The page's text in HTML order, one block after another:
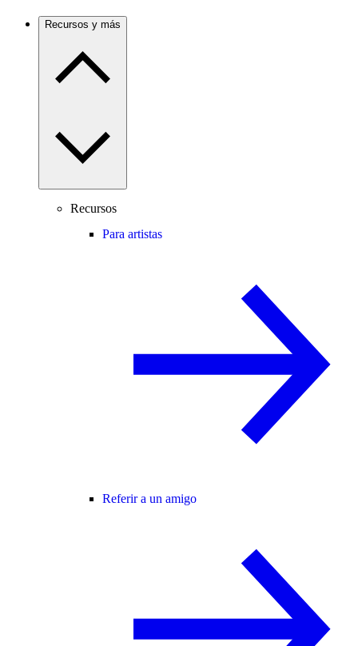
Recursos y más
Recursos
Para artistas
Referir a un amigo